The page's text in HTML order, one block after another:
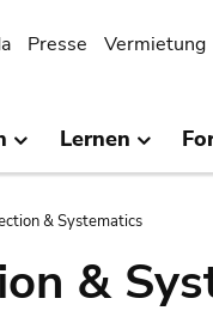
Presse Vermietung
Lernen
& Systematics
&